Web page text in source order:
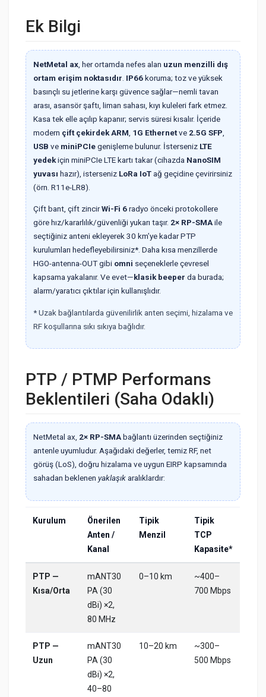
Ek Bilgi
NetMetal ax , her ortamda nefes alan uzun menzilli dış
ortam erişim noktasıdır IP66koruma; toz ve yüksek
basınçlı su jetlerine karşı güvence sağlar—nemli tavan
arası, asansör şaftı, liman sahası, kıyı kuleleri fark etmez.
Kasa tek elle açılıp kapanır; servis süresi kısalır. İçeride
modern çift çekirdek ARM 1G Ethernetve 2.5G SFP
USB ve miniPCIegenişleme bulunur. İsterseniz LTE
yedekiçin miniPCIe LTE kartı takar (cihazda NanoSIM
yuvası hazır), isterseniz LoRa IoTağ geçidine çevirirsiniz
(örn. R11e-LR8).
Çift bant, çift zincirWi-Fi 6radyo önceki protokollere
göre hız/kararlılık/güvenliği yukarı taşır. 2× RP-SMAile
seçtiğiniz anteni ekleyerek 30 km’ye kadar PTP
kurulumları hedefleyebilirsiniz*. Daha kısa menzillerde
HGO-antenna-OUT gibi omni seçeneklerle çevresel
kapsama yakalanır. Ve evet—klasik beeper da burada;
alarm/yaratıcı çıktılar için kullanışlıdır.
* Uzak bağlantılarda güvenilirlik anten seçimi, hizalama ve
RF koşullarına sıkı sıkıya bağlıdır.
PTP / PTMP Performans
Beklentileri (Saha Odaklı)
NetMetal ax, 2× RP-SMAbağlantı üzerinden seçtiğiniz
antenle uyumludur. Aşağıdaki değerler, temiz RF, net
görüş (LoS), doğru hizalama ve uygun EIRP kapsamında
sahadan beklenen yaklaşıkaralıklardır:
Kurulum
Önerilen
Anten /
Kanal
Tipik
Menzil
Tipik
TCP
Kapasite*
PTP —
Kısa/Orta
mANT30
PA (30
dBi) ×2,
80 MHz
0–10 km
~400–
700 Mbps
PTP —
Uzun
mANT30
PA (30
dBi) ×2,
40–80
10–20 km
~300–
500 Mbps